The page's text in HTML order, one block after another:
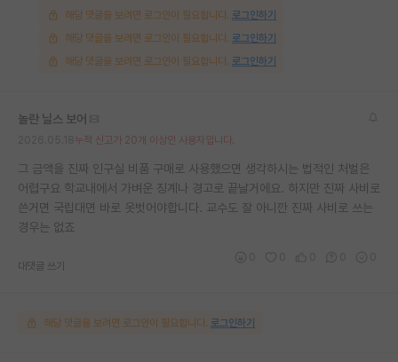
해당 댓글을 보려면 로그인이 필요합니다. 로그인하기
해당 댓글을 보려면 로그인이 필요합니다. 로그인하기
해당 댓글을 보려면 로그인이 필요합니다. 로그인하기
놀란 닐스 보어
누적 신고가 20개 이상인 사용자입니다.
그 금액을 진짜 인구실 비품 구매로 사용했으면 생각하시는 법적인 처벌은
어렵구요 학교내에서 가벼운 징계나 경고로 끝날거에요. 하지만 진짜 사비로
쓴거면 국립대면 바로 옷벗어야합니다. 교수도 잘 아니깐 진짜 사비로 쓰는
경우는 없죠
대댓글 쓰기
해당 댓글을 보려면 로그인이 필요합니다. 로그인하기